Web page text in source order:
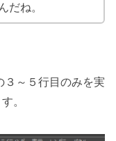
だね。
３～５行目のみを実
。